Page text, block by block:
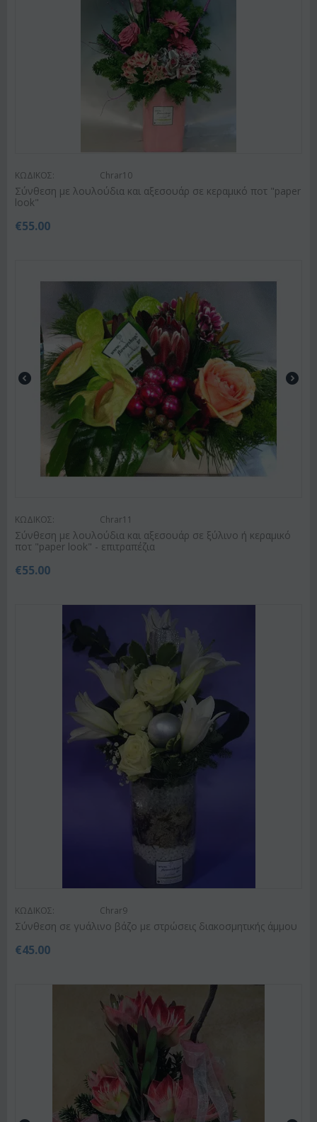
ΚΩΔΙΚΟΣ: Chrar10
Σύνθεση με λουλούδια και αξεσουάρ σε κεραμικό ποτ "paper
look"
€55.00
ΚΩΔΙΚΟΣ: Chrar11
Σύνθεση με λουλούδια και αξεσουάρ σε ξύλινο ή κεραμικό
ποτ "paper look" - επιτραπέζια
€55.00
ΚΩΔΙΚΟΣ: Chrar9
Σύνθεση σε γυάλινο βάζο με στρώσεις διακοσμητικής άμμου
€45.00